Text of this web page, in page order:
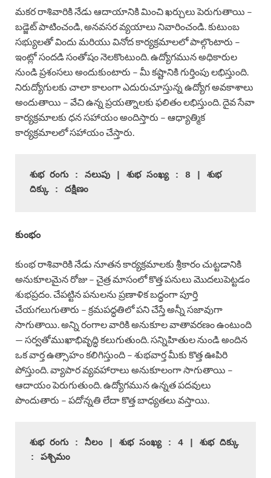
మకర రాశివారికి నేడు ఆదాయానికి మించి ఖర్చులు పెరుగుతాయి –
బడ్జెట్ పాటించండి, అనవసర వ్యయాలు నివారించండి. కుటుంబ
సభ్యులతో విందు మరియు వినోద కార్యక్రమాలలో పాల్గొంటారు –
ఇంట్లో సందడి సంతోషం నెలకొంటుంది. ఉద్యోగమున అధికారుల
నుండి ప్రశంసలు అందుకుంటారు – మీ కష్టానికి గుర్తింపు లభిస్తుంది.
నిరుద్యోగులకు చాలా కాలంగా ఎదురుచూస్తున్న ఉద్యోగ అవకాశాలు
అందుతాయి – వేచి ఉన్న ప్రయత్నాలకు ఫలితం లభిస్తుంది. దైవ సేవా
కార్యక్రమాలకు ధన సహాయం అందిస్తారు – ఆధ్యాత్మిక
కార్యక్రమాలలో సహాయం చేస్తారు.
శుభ రంగు : నలుపు | శుభ సంఖ్య : 8 | శుభ
దిక్కు : దక్షిణం
కుంభం
కుంభ రాశివారికి నేడు నూతన కార్యక్రమాలకు శ్రీకారం చుట్టడానికి
అనుకూలమైన రోజు – చైత్ర మాసంలో కొత్త పనులు మొదలుపెట్టడం
శుభప్రదం. చేపట్టిన పనులను ప్రణాళిక బద్ధంగా పూర్తి
చేయగలుగుతారు – క్రమపద్ధతిలో పని చేస్తే అన్నీ సజావుగా
సాగుతాయి. అన్ని రంగాల వారికి అనుకూల వాతావరణం ఉంటుంది
— సర్వతోముఖాభివృద్ధి కలుగుతుంది. సన్నిహితుల నుండి అందిన
ఒక వార్త ఉత్సాహం కలిగిస్తుంది – శుభవార్త మీకు కొత్త ఊపిరి
పోస్తుంది. వ్యాపార వ్యవహారాలు అనుకూలంగా సాగుతాయి –
ఆదాయం పెరుగుతుంది. ఉద్యోగమున ఉన్నత పదవులు
పొందుతారు – పదోన్నతి లేదా కొత్త బాధ్యతలు వస్తాయి.
శుభ రంగు : నీలం | శుభ సంఖ్య : 4 | శుభ దిక్కు
: పశ్చిమం